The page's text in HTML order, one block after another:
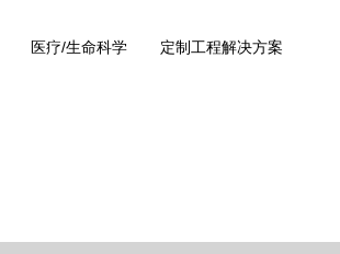
医疗/生命科学 定制工程解决方案